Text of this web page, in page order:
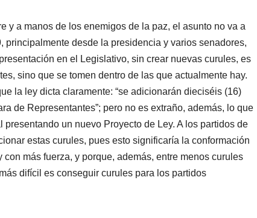
y a manos de los enemigos de la paz, el asunto no va a
principalmente desde la presidencia y varios senadores,
en el Legislativo, sin crear nuevas curules, es
sino que se tomen dentro de las que actualmente hay.
la ley dicta claramente: “se adicionarán dieciséis (16)
de Representantes”; pero no es extraño, además, lo que
un nuevo Proyecto de Ley. A los partidos de
estas curules, pues esto significaría la conformación
más fuerza, y porque, además, entre menos curules
difícil es conseguir curules para los partidos